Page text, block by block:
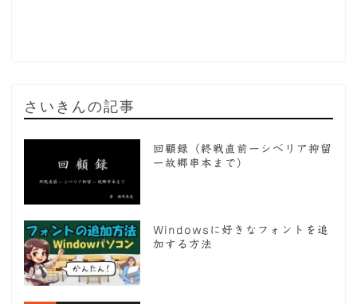
さいきんの記事
回顧録（終戦直前ーシベリア抑留
ー故郷串本まで）
Windowsに好きなフォントを追
加する方法